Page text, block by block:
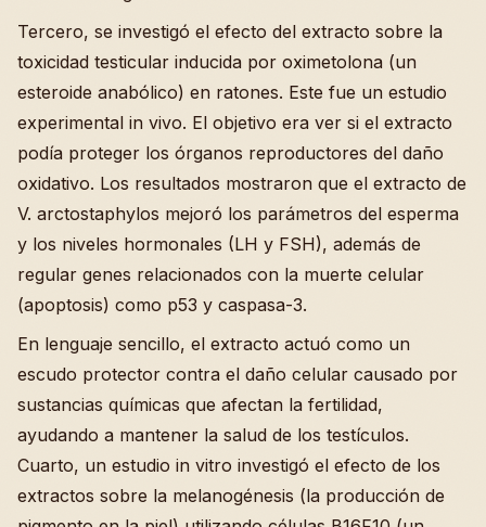
Tercero, se investigó el efecto del extracto sobre la
toxicidad testicular inducida por oximetolona (un
esteroide anabólico) en ratones. Este fue un estudio
experimental in vivo. El objetivo era ver si el extracto
podía proteger los órganos reproductores del daño
oxidativo. Los resultados mostraron que el extracto de
V. arctostaphylos mejoró los parámetros del esperma
y los niveles hormonales (LH y FSH), además de
regular genes relacionados con la muerte celular
(apoptosis) como p53 y caspasa-3.
En lenguaje sencillo, el extracto actuó como un
escudo protector contra el daño celular causado por
sustancias químicas que afectan la fertilidad,
ayudando a mantener la salud de los testículos.
Cuarto, un estudio in vitro investigó el efecto de los
extractos sobre la melanogénesis (la producción de